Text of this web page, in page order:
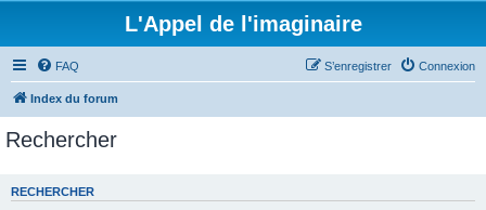
L'Appel de l'imaginaire
FAQ Connexion
S’enregistrer
Index du forum
Rechercher
RECHERCHER